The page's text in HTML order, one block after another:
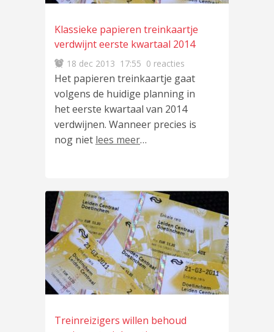
Klassieke papieren treinkaartje
verdwijnt eerste kwartaal 2014
18 dec 2013 17:55 0 reacties
Het papieren treinkaartje gaat
volgens de huidige planning in
het eerste kwartaal van 2014
verdwijnen. Wanneer precies is
nog niet lees meer…
Treinreizigers willen behoud